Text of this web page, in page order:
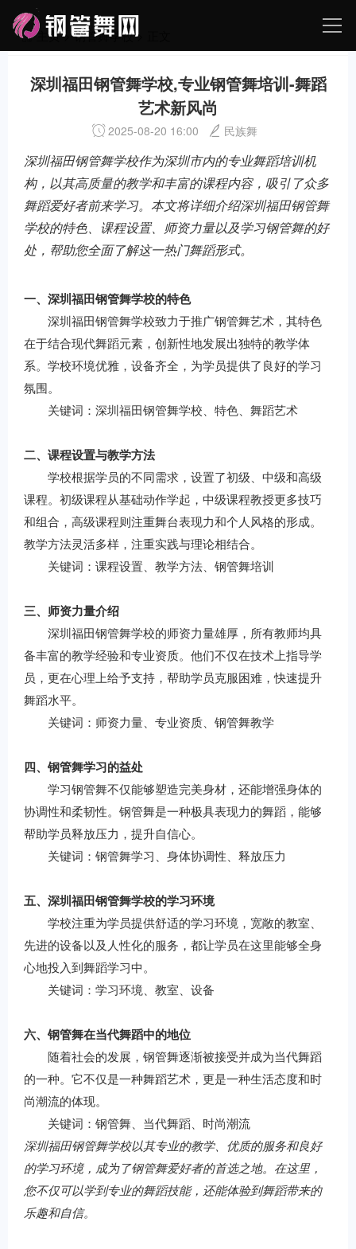
主页>钢管舞学校> 正文
深圳福田钢管舞学校,专业钢管舞培训-舞蹈
艺术新风尚
2025-08-20 16:00 民族舞
深圳福田钢管舞学校作为深圳市内的专业舞蹈培训机
构，以其高质量的教学和丰富的课程内容，吸引了众多
舞蹈爱好者前来学习。本文将详细介绍深圳福田钢管舞
学校的特色、课程设置、师资力量以及学习钢管舞的好
处，帮助您全面了解这一热门舞蹈形式。
一、深圳福田钢管舞学校的特色
深圳福田钢管舞学校致力于推广钢管舞艺术，其特色
在于结合现代舞蹈元素，创新性地发展出独特的教学体
系。学校环境优雅，设备齐全，为学员提供了良好的学习
氛围。
关键词：深圳福田钢管舞学校、特色、舞蹈艺术
二、课程设置与教学方法
学校根据学员的不同需求，设置了初级、中级和高级
课程。初级课程从基础动作学起，中级课程教授更多技巧
和组合，高级课程则注重舞台表现力和个人风格的形成。
教学方法灵活多样，注重实践与理论相结合。
关键词：课程设置、教学方法、钢管舞培训
三、师资力量介绍
深圳福田钢管舞学校的师资力量雄厚，所有教师均具
备丰富的教学经验和专业资质。他们不仅在技术上指导学
员，更在心理上给予支持，帮助学员克服困难，快速提升
舞蹈水平。
关键词：师资力量、专业资质、钢管舞教学
四、钢管舞学习的益处
学习钢管舞不仅能够塑造完美身材，还能增强身体的
协调性和柔韧性。钢管舞是一种极具表现力的舞蹈，能够
帮助学员释放压力，提升自信心。
关键词：钢管舞学习、身体协调性、释放压力
五、深圳福田钢管舞学校的学习环境
学校注重为学员提供舒适的学习环境，宽敞的教室、
先进的设备以及人性化的服务，都让学员在这里能够全身
心地投入到舞蹈学习中。
关键词：学习环境、教室、设备
六、钢管舞在当代舞蹈中的地位
随着社会的发展，钢管舞逐渐被接受并成为当代舞蹈
的一种。它不仅是一种舞蹈艺术，更是一种生活态度和时
尚潮流的体现。
关键词：钢管舞、当代舞蹈、时尚潮流
深圳福田钢管舞学校以其专业的教学、优质的服务和良好
的学习环境，成为了钢管舞爱好者的首选之地。在这里，
您不仅可以学到专业的舞蹈技能，还能体验到舞蹈带来的
乐趣和自信。